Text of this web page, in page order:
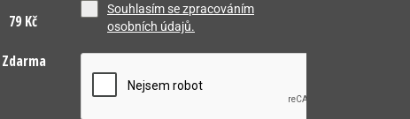
79 Kč
Zdarma
Souhlasím se zpracováním
osobních údajů.